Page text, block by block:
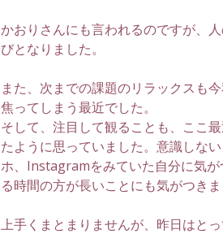
かおりさんにも言われるのですが、
びとなりました。
また、次までの課題のリラックスも
焦ってしまう最近でした。
そして、注目して観ることも、ここ
たように思っていました。意識しな
ホ、Instagramをみていた自分に気
る時間の方が長いことにも気がつきま
上手くまとまりませんが、昨日はと